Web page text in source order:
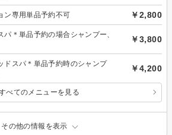
ン専用単品予約不可 ￥2,800
＊単品予約の場合シャンプー、
￥3,800
ドスパ＊単品予約時のシャンプ
￥4,200
べてのメニューを見る
その他の情報を表示